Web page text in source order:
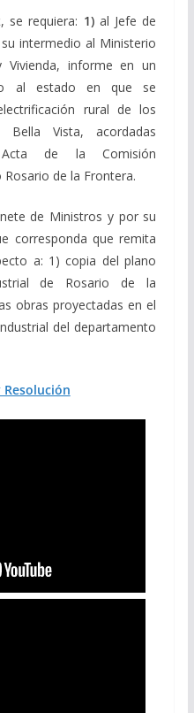
, se requiera: 1)al Jefe de
intermedio al Ministerio
Vivienda, informe en un
al estado en que se
rural de los
Vista, acordadas
de la Comisión
de la Frontera.
de Ministros y por su
corresponda que remita
a: 1) copia del plano
de Rosario de la
obras proyectadas en el
del departamento